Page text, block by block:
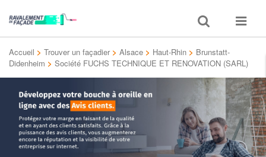
Toggle
search
Toggle
Accueil > Trouver un façadier > Alsace > Haut-Rhin > Brunstatt-
Didenheim > Société FUCHS TECHNIQUE ET RENOVATION (SARL)